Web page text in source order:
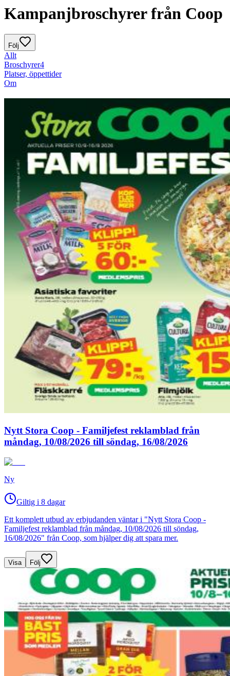
Kampanjbroschyrer från Coop
Följ
Allt
Broschyrer4
Platser, öppettider
Om
Nytt Stora Coop - Familjefest reklamblad från
måndag, 10/08/2026 till söndag, 16/08/2026
Ny
Giltig i 8 dagar
Ett komplett utbud av erbjudanden väntar i "Nytt Stora Coop -
Familjefest reklamblad från måndag, 10/08/2026 till söndag,
16/08/2026" från Coop, som hjälper dig att spara mer.
Visa Följ